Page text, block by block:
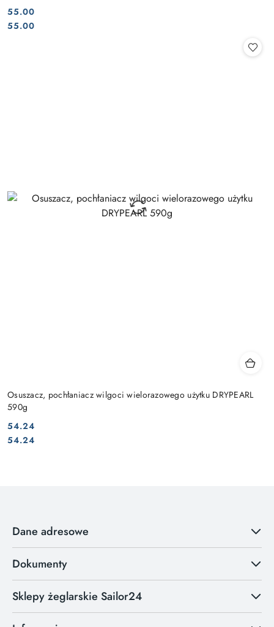
Cena:
55.00
Cena:
55.00
Osuszacz, pochłaniacz wilgoci wielorazowego użytku DRYPEARL
590g
Cena:
54.24
Cena:
54.24
Dane adresowe
Dokumenty
Sklepy żeglarskie Sailor24